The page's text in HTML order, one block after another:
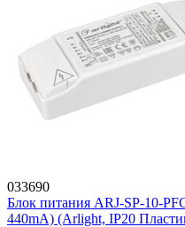
033690
Блок питания ARJ-SP-10-
440mA) (Arlight, IP20